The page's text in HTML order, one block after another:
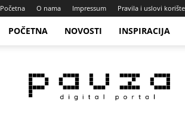
Početna O nama Impressum Pravila i uslovi
POČETNA NOVOSTI INSPIRACIJA
Portal